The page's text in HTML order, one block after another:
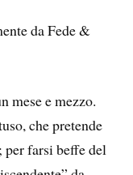
da Fede &
mese e mezzo.
che pretende
per farsi beffe del